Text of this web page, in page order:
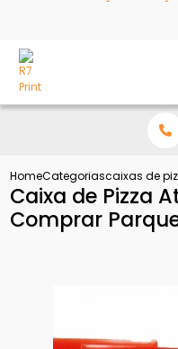
HomeCategoriascaixas de
Caixa de Pizza
Comprar